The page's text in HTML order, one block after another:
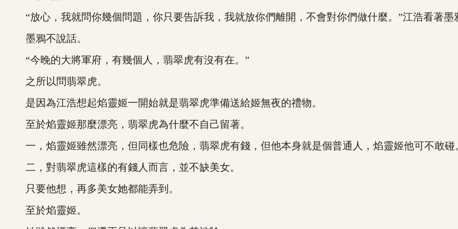
“放心，我就問你幾個問題，你只要告訴我，我就放你們離開，不會對你們做什麼。”江浩看著墨
墨鴉不說話。
“今晚的大將軍府，有幾個人，翡翠虎有沒有在。”
之所以問翡翠虎。
是因為江浩想起焰靈姬一開始就是翡翠虎準備送給姬無夜的禮物。
至於焰靈姬那麼漂亮，翡翠虎為什麼不自己留著。
一，焰靈姬雖然漂亮，但同樣也危險，翡翠虎有錢，但他本身就是個普通人，焰靈姬他可不敢碰
二，對翡翠虎這樣的有錢人而言，並不缺美女。
只要他想，再多美女她都能弄到。
至於焰靈姬。